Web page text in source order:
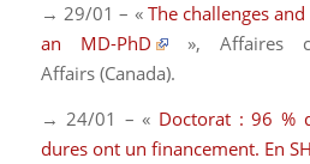
→ 29/01 – « The challenges
an MD-PhD
»,Affaires
Affairs (Canada).
→ 24/01 – « Doctorat : 96 %
dures ont un financement. En